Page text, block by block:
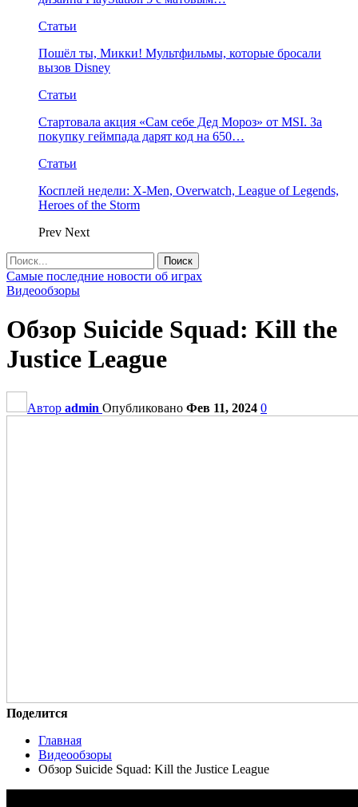
Статьи
Пошёл ты, Микки! Мультфильмы, которые бросали
вызов Disney
Статьи
Стартовала акция «Сам себе Дед Мороз» от MSI. За
покупку геймпада дарят код на 650…
Статьи
Косплей недели: X-Men, Overwatch, League of Legends,
Heroes of the Storm
Prev Next
Самые последние новости об играх
Видеообзоры
Обзор Suicide Squad: Kill the
Justice League
Автор admin Опубликовано Фев 11, 2024 0
Поделится
Главная
Видеообзоры
Обзор Suicide Squad: Kill the Justice League